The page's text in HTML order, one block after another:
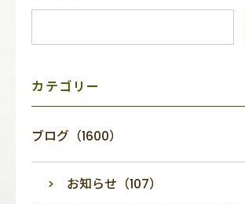
ニ
カテゴリー
ブログ（1600）
お知らせ（107）